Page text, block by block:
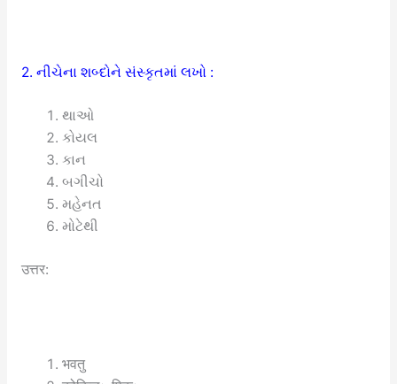
2. નીચેના શબ્દોને સંસ્કૃતમાં લખો :
થાઓ
કોયલ
કાન
બગીચો
મહેનત
મોટેથી
उत्तर:
भवतु